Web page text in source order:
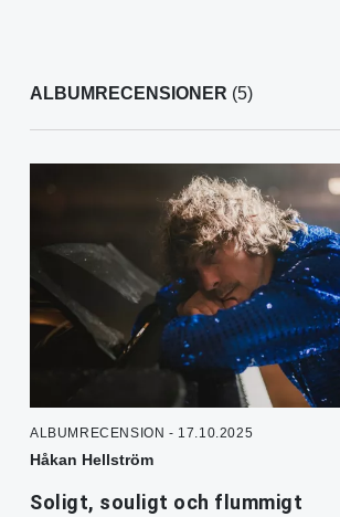
ALBUMRECENSIONER (5)
ALBUMRECENSION - 17.10.2025
Håkan Hellström
Soligt, souligt och flummigt